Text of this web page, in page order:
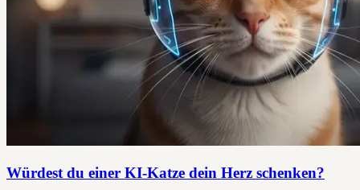
Würdest du einer KI-Katze dein Herz schenken?